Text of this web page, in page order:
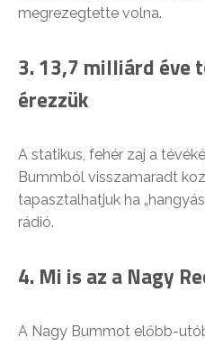
megrezegtette volna.
3. 13,7 milliárd éve
érezzük
A statikus, fehér zaj a
Bummból visszamaradt
tapasztalhatjuk ha
rádió.
4. Mi is az a Nagy
A Nagy Bummot előbb-